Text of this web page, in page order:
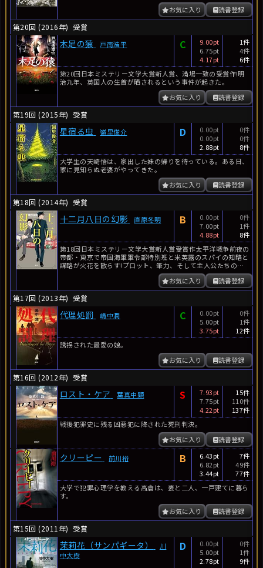
読書登録
お気に入り
第20回 (2016年) 受賞
木足の猿 戸南浩平 C
9.00pt
6.75pt
4.17pt
1件
4件
6件
第20回日本ミステリー文学大賞新人賞、満場一致の受賞作!明
治九年、英国人の生首が晒されるという事件が起きた。
読書登録
お気に入り
第19回 (2015年) 受賞
星宿る虫 嶺里俊介 D
0.00pt
0.00pt
2.88pt
0件
0件
8件
大学生の天崎悟は、家出した妹の帰りを待っている。ある日、
家に見知らぬ老婆がやってきた。
読書登録
お気に入り
第18回 (2014年) 受賞
十二月八日の幻影 直原冬明 B
0.00pt
7.00pt
4.88pt
0件
1件
8件
第18回日本ミステリー文学大賞新人賞受賞作太平洋戦争前夜の
帝都・東京で帝国海軍軍令部特別班と米英露のスパイの知略と
謀略が火花を散らす!プロット、筆力、そして主人公たちの魅
読書登録
お気に入り
第17回 (2013年) 受賞
代理処罰 嶋中潤 C
0.00pt
5.00pt
3.75pt
0件
1件
12件
誘拐された最愛の娘。
読書登録
お気に入り
第16回 (2012年) 受賞
ロスト・ケア 葉真中顕 S
7.93pt
7.75pt
4.22pt
15件
110件
137件
戦後犯罪史に残る凶悪犯に降された死刑判決。
読書登録
お気に入り
クリーピー 前川裕 B
6.43pt
6.82pt
3.44pt
7件
49件
77件
大学で犯罪心理学を教える高倉は、妻と二人、一戸建てに暮ら
す。
読書登録
お気に入り
第15回 (2011年) 受賞
茉莉花（サンパギータ）
川
中大樹
D
0.00pt
5.00pt
2.78pt
0件
1件
9件